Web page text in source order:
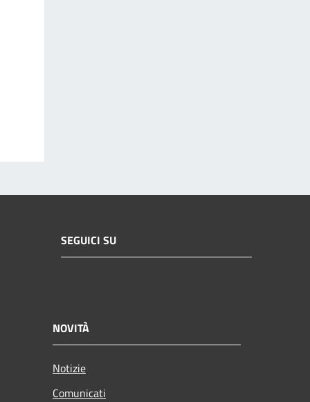
SEGUICI SU
NOVITÀ
Notizie
Comunicati